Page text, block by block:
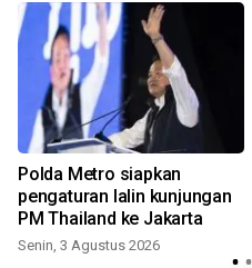
Polda Metro siapkan
pengaturan lalin kunjungan
PM Thailand ke Jakarta
Senin, 3 Agustus 2026